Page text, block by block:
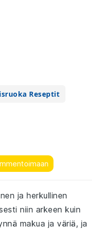
Reseptit
ja herkullinen
niin arkeen kuin
makua ja väriä, ja